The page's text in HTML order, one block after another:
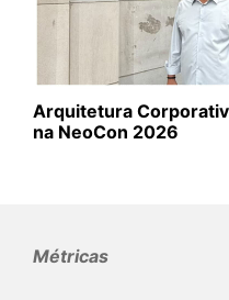
Arquitetura
na NeoCon 2026
Métricas